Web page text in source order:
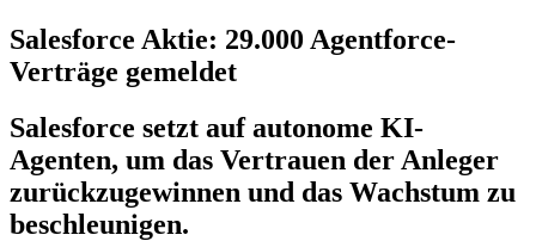
Salesforce Aktie: 29.000 Agentforce-
Verträge gemeldet
Salesforce setzt auf autonome KI-
Agenten, um das Vertrauen der Anleger
zurückzugewinnen und das Wachstum zu
beschleunigen.